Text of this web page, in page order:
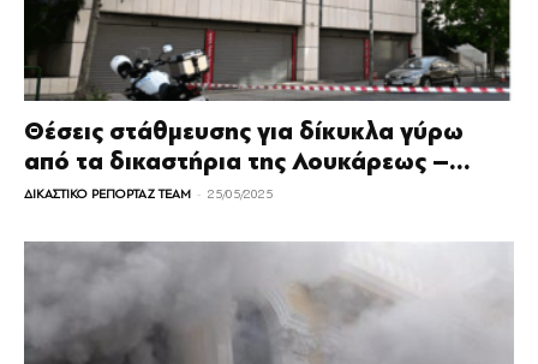
Θέσεις στάθμευσης για δίκυκλα γύρω
από τα δικαστήρια της Λουκάρεως –...
ΔΙΚΑΣΤΙΚΟ ΡΕΠΟΡΤΑΖ TEAM - 25/05/2025